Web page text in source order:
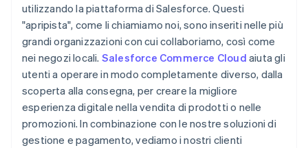
utilizzando la piattaforma di Salesforce. Questi
"apripista", come li chiamiamo noi, sono inseriti nelle più
grandi organizzazioni con cui collaboriamo, così come
nei negozi locali. Salesforce Commerce Cloud aiuta gli
utenti a operare in modo completamente diverso, dalla
scoperta alla consegna, per creare la migliore
esperienza digitale nella vendita di prodotti o nelle
promozioni. In combinazione con le nostre soluzioni di
gestione e pagamento, vediamo i nostri clienti